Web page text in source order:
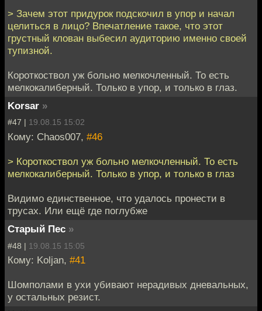
> Зачем этот придурок подскочил в упор и начал
целиться в лицо? Впечатление такое, что этот
грустный клован выбесил аудиторию именно своей
тупизной.
Короткоствол уж больно мелкочленный. То есть
мелкокалиберный. Только в упор, и только в глаз.
Korsar »
#47 | 19.08.15 15:02
Кому: Chaos007, #46
> Короткоствол уж больно мелкочленный. То есть
мелкокалиберный. Только в упор, и только в глаз
Видимо единственное, что удалось пронести в
трусах. Или ещё где поглубже
Старый Пес »
#48 | 19.08.15 15:05
Кому: Koljan, #41
Шомполами в ухи убивают нерадивых дневальных,
у остальных резист.